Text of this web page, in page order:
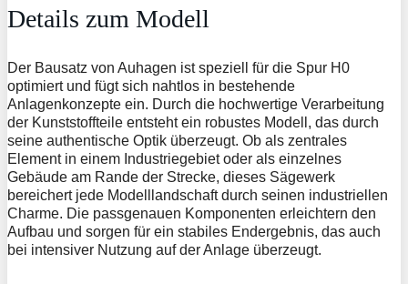
Details zum Modell
Der Bausatz von Auhagen ist speziell für die Spur H0
optimiert und fügt sich nahtlos in bestehende
Anlagenkonzepte ein. Durch die hochwertige Verarbeitung
der Kunststoffteile entsteht ein robustes Modell, das durch
seine authentische Optik überzeugt. Ob als zentrales
Element in einem Industriegebiet oder als einzelnes
Gebäude am Rande der Strecke, dieses Sägewerk
bereichert jede Modelllandschaft durch seinen industriellen
Charme. Die passgenauen Komponenten erleichtern den
Aufbau und sorgen für ein stabiles Endergebnis, das auch
bei intensiver Nutzung auf der Anlage überzeugt.